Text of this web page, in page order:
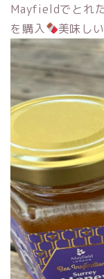
Mayfieldでとれ
を購入
美味しい